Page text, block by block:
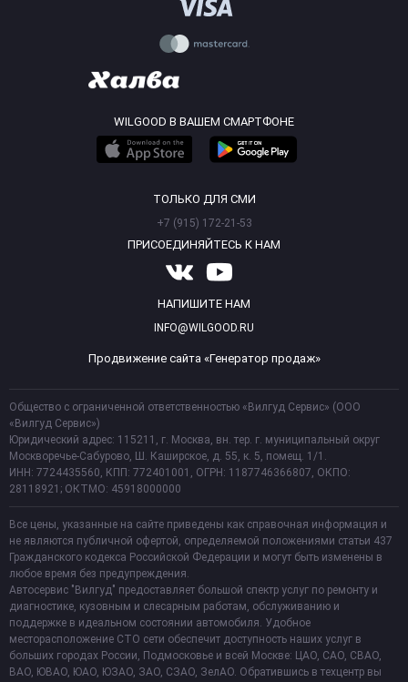
WILGOOD В ВАШЕМ СМАРТФОНЕ
ТОЛЬКО ДЛЯ СМИ
+7 (915) 172-21-53
ПРИСОЕДИНЯЙТЕСЬ К НАМ
НАПИШИТЕ НАМ
INFO@WILGOOD.RU
Продвижение сайта «Генератор продаж»
Общество с ограниченной ответственностью «Вилгуд Сервис» (ООО
«Вилгуд Сервис»)
Юридический адрес: 115211, г. Москва, вн. тер. г. муниципальный округ
Москворечье-Сабурово, Ш. Каширское, д. 55, к. 5, помещ. 1/1.
ИНН: 7724435560, КПП: 772401001, ОГРН: 1187746366807, ОКПО:
28118921; ОКТМО: 45918000000
Все цены, указанные на сайте приведены как справочная информация и
не являются публичной офертой, определяемой положениями статьи 437
Гражданского кодекса Российской Федерации и могут быть изменены в
любое время без предупреждения.
Автосервис "Вилгуд" предоставляет большой спектр услуг по ремонту и
диагностике, кузовным и слесарным работам, обслуживанию и
поддержке в идеальном состоянии автомобиля. Удобное
месторасположение СТО сети обеспечит доступность наших услуг в
больших городах России, Подмосковье и всей Москве: ЦАО, САО, СВАО,
ВАО, ЮВАО, ЮАО, ЮЗАО, ЗАО, СЗАО, ЗелАО. Обратившись в техцентр вы